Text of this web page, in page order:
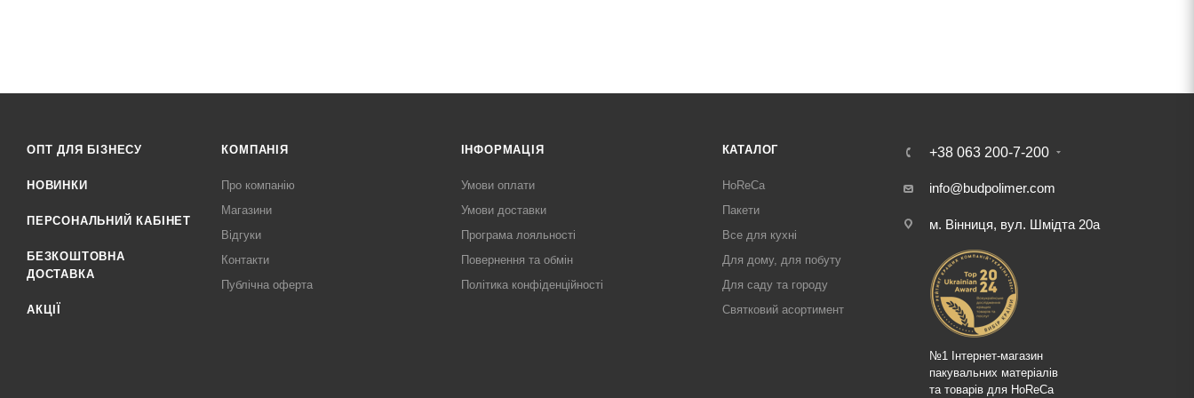
ОПТ ДЛЯ БІЗНЕСУ
НОВИНКИ
ПЕРСОНАЛЬНИЙ КАБІНЕТ
БЕЗКОШТОВНА
ДОСТАВКА
АКЦІЇ
КОМПАНІЯ
Про компанію
Магазини
Відгуки
Контакти
Публічна оферта
ІНФОРМАЦІЯ
Умови оплати
Умови доставки
Програма лояльності
Повернення та обмін
Політика конфіденційності
КАТАЛОГ
HoReCa
Пакети
Все для кухні
Для дому, для побуту
Для саду та городу
Святковий асортимент
+38 063 200-7-200
info@budpolimer.com
м. Вінниця, вул. Шмідта 20а
№1 Інтернет-магазин
пакувальних матеріалів
та товарів для HoReCa